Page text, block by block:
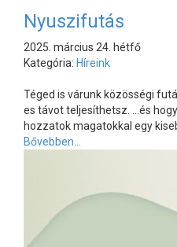
Nyuszifutás
2025. március 24. hétfő
Kategória: Híreink
Téged is várunk közösségi
es távot teljesíthetsz. …és
hozzatok magatokkal egy
Bővebben...